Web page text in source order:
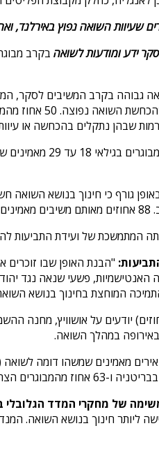
שעיוות השואה נפוץ
סקר ידע ומודעות לשואה
גבוהה בקרב המשיבים לסקר,
שבהן נתקלים בהכחשה או
המתמשכת של ועידת התביעות
"הבנת האופן שבו
פשעי שנאה נגד
המוחצת בחינוך בנושא
האירים מאמינים שמשהו דומה
של מחקרי המדד
מדינות: הדרישה ליותר חינוך